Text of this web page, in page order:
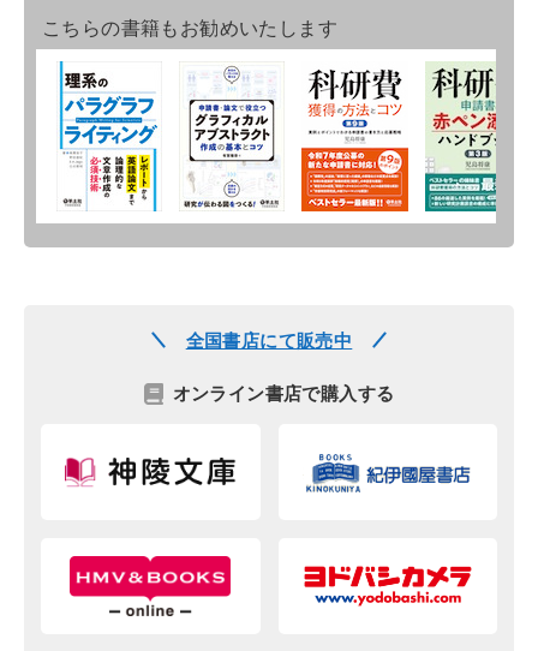
こちらの書籍もお勧めいたします
全国書店にて販売中
オンライン書店で購入する